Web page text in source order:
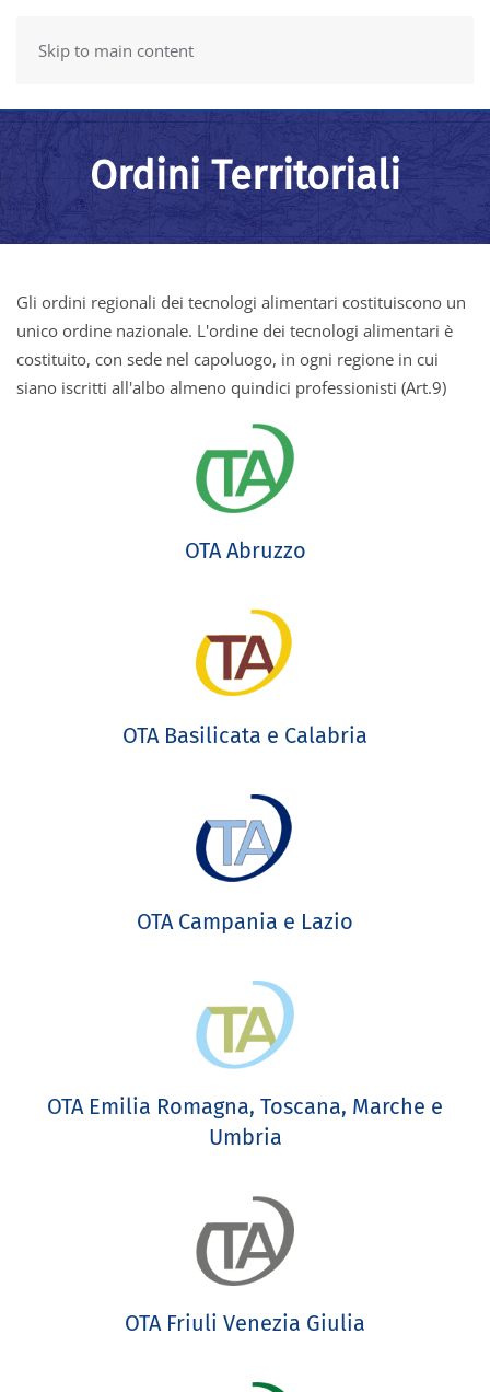
Skip to main content
Ordini Territoriali
Gli ordini regionali dei tecnologi alimentari costituiscono un
unico ordine nazionale. L'ordine dei tecnologi alimentari è
costituito, con sede nel capoluogo, in ogni regione in cui
siano iscritti all'albo almeno quindici professionisti (Art.9)
OTA Abruzzo
OTA Basilicata e Calabria
OTA Campania e Lazio
OTA Emilia Romagna, Toscana, Marche e
Umbria
OTA Friuli Venezia Giulia